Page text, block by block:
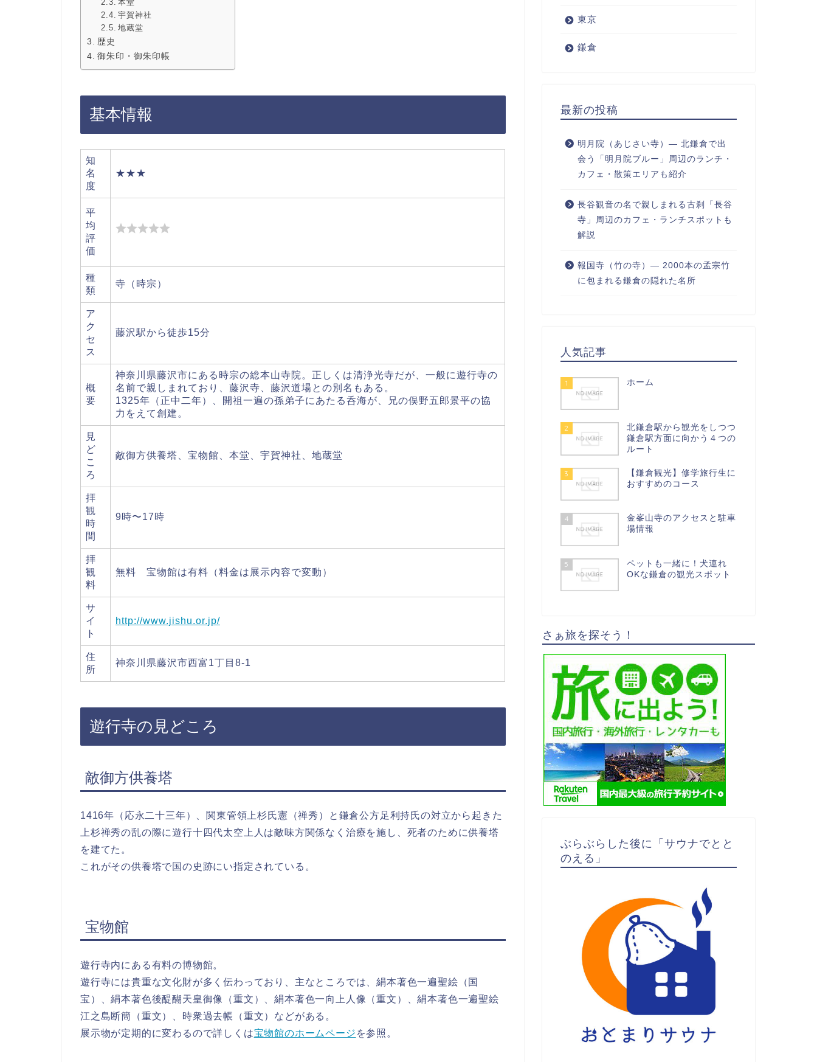
本堂
宇賀神社
地蔵堂
歴史
御朱印・御朱印帳
基本情報
知
名
度
★★★
平
均
評
価
種
類
寺（時宗）
ア
ク
セ
ス
藤沢駅から徒歩15分
概
要
神奈川県藤沢市にある時宗の総本山寺院。正しくは清浄光寺だが、一般に遊行寺の
名前で親しまれており、藤沢寺、藤沢道場との別名もある。
1325年（正中二年）、開祖一遍の孫弟子にあたる呑海が、兄の俣野五郎景平の協
力をえて創建。
見
ど
こ
ろ
敵御方供養塔、宝物館、本堂、宇賀神社、地蔵堂
拝
観
時
間
9時〜17時
拝
観
料
無料 宝物館は有料（料金は展示内容で変動）
サ
イ
ト
http://www.jishu.or.jp/
住
所
神奈川県藤沢市西富1丁目8-1
遊行寺の見どころ
敵御方供養塔
1416年（応永二十三年）、関東管領上杉氏憲（禅秀）と鎌倉公方足利持氏の対立から起きた
上杉禅秀の乱の際に遊行十四代太空上人は敵味方関係なく治療を施し、死者のために供養塔
を建てた。
これがその供養塔で国の史跡にい指定されている。
宝物館
遊行寺内にある有料の博物館。
遊行寺には貴重な文化財が多く伝わっており、主なところでは、絹本著色一遍聖絵（国
宝）、絹本著色後醍醐天皇御像（重文）、絹本著色一向上人像（重文）、絹本著色一遍聖絵
江之島断簡（重文）、時衆過去帳（重文）などがある。
展示物が定期的に変わるので詳しくは宝物館のホームページ を参照。
東京
鎌倉
最新の投稿
明月院（あじさい寺）― 北鎌倉で出
会う「明月院ブルー」周辺のランチ・
カフェ・散策エリアも紹介
長谷観音の名で親しまれる古刹「長谷
寺」周辺のカフェ・ランチスポットも
解説
報国寺（竹の寺）― 2000本の孟宗竹
に包まれる鎌倉の隠れた名所
人気記事
1 ホーム
2
北鎌倉駅から観光をしつつ
鎌倉駅方面に向かう４つの
ルート
3
【鎌倉観光】修学旅行生に
おすすめのコース
4
金峯山寺のアクセスと駐車
場情報
5
ペットも一緒に！犬連れ
OKな鎌倉の観光スポット
さぁ旅を探そう！
ぶらぶらした後に「サウナでとと
のえる」